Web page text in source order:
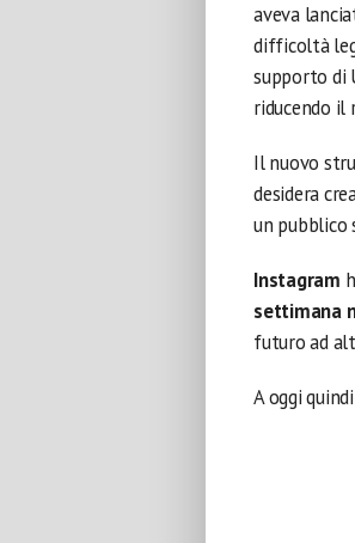
aveva
difficoltà
supporto di
riducendo il
Il nuovo
desidera
un pubblico
Instagram
settimana
futuro ad
A oggi